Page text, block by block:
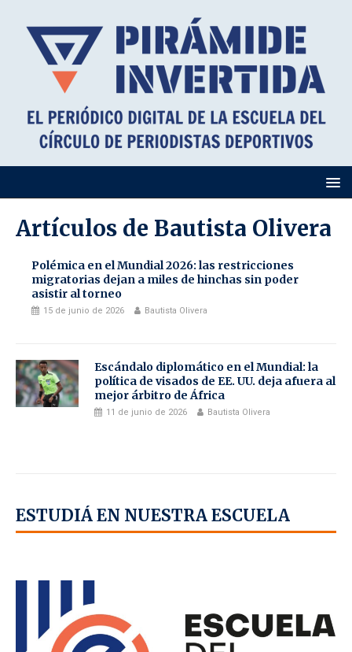
Artículos de Bautista Olivera
Polémica en el Mundial 2026: las restricciones
migratorias dejan a miles de hinchas sin poder
asistir al torneo
15 de junio de 2026 Bautista Olivera
Escándalo diplomático en el Mundial: la
política de visados de EE. UU. deja afuera al
mejor árbitro de África
11 de junio de 2026 Bautista Olivera
ESTUDIÁ EN NUESTRA ESCUELA